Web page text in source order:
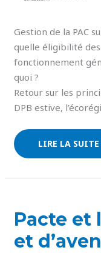
Gestion de la PAC
quelle éligibilité
fonctionnement
quoi ?
Retour sur les
DPB estive,
LIRE LA SUITE
Pacte et
et
PACTE
ET
LOI
ET